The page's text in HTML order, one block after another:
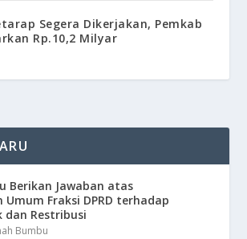
Segera Dikerjakan, Pemkab
Rp.10,2 Milyar
Berikan Jawaban atas
Umum Fraksi DPRD terhadap
dan Restribusi
Bumbu